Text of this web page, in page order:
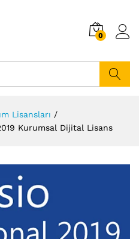
0
Lisansları /
Kurumsal Dijital Lisans